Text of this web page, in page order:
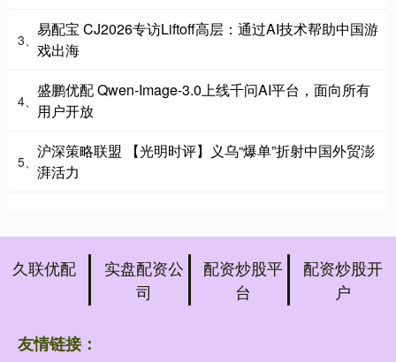
3、
易配宝 CJ2026专访Liftoff高层：通过AI技术帮助中国游
戏出海
4、
盛鹏优配 Qwen-Image-3.0上线千问AI平台，面向所有
用户开放
5、
沪深策略联盟 【光明时评】义乌“爆单”折射中国外贸澎
湃活力
久联优配
实盘配资公
司
配资炒股平
台
配资炒股开
户
友情链接：